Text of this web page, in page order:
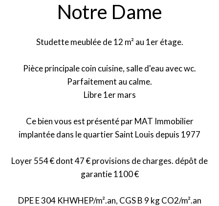
Notre Dame
Studette meublée de 12 m² au 1er étage.
Pièce principale coin cuisine, salle d'eau avec wc.
Parfaitement au calme.
Libre 1er mars
Ce bien vous est présenté par MAT Immobilier
implantée dans le quartier Saint Louis depuis 1977
Loyer 554 € dont 47 € provisions de charges. dépôt de
garantie 1100 €
DPE E 304 KHWHEP/m².an, CGS B 9 kg CO2/m².an